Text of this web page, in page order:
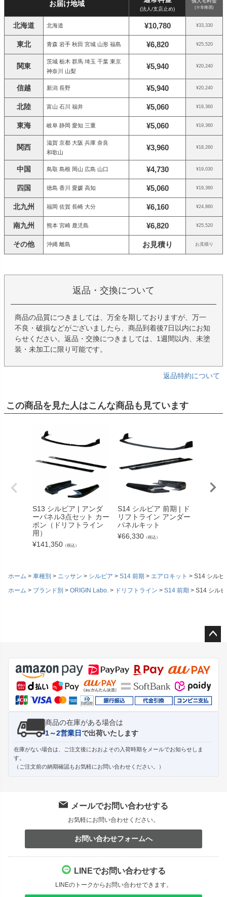
お届け地域
(法人/支店止め) (※非推奨)
北海道 北海道 ¥10,780 ¥33,330
東北 青森 岩手 秋田 宮城 山形 福島 ¥6,820 ¥25,520
関東
茨城 栃木 群馬 埼玉 千葉 東京
神奈川 山梨
¥5,940 ¥20,240
信越 新潟 長野 ¥5,940 ¥20,240
北陸 富山 石川 福井 ¥5,060 ¥19,360
東海 岐阜 静岡 愛知 三重 ¥5,060 ¥19,360
関西
滋賀 京都 大阪 兵庫 奈良
和歌山
¥3,960 ¥18,260
中国 鳥取 島根 岡山 広島 山口 ¥4,730 ¥19,030
四国 徳島 香川 愛媛 高知 ¥5,060 ¥19,360
北九州 福岡 佐賀 長崎 大分 ¥6,160 ¥24,860
南九州 熊本 宮崎 鹿児島 ¥6,820 ¥25,520
その他 沖縄 離島 お見積り お見積り
返品・交換について
商品の品質につきましては、万全を期しておりますが、万一
不良・破損などがございましたら、商品到着後7日以内にお知
らせください。返品・交換につきましては、1週間以内、未塗
装・未加工に限り可能です。
返品特約について
この商品を見た人はこんな商品も見ています
S13 シルビア | アンダ
ーパネル3点セット カー
ボン（ドリフトライン
用）
¥141,350 （税込）
S14 シルビア 前期 | ド
リフトライン アンダー
パネルキット
¥66,330 （税込）
ホーム 車種別 ニッサン シルビア S14 前期 エアロキット
S14 シルビ
ホーム
ブランド別 ORIGIN Labo. ドリフトライン S14 前期 S14 シル
ジト
ップ
へ
商品の在庫がある場合は
1～2営業日で出荷いたします
在庫がない場合は、ご注文後におおよその入荷時期をメールでお知らせしま
す。
（ご注文前の納期確認もお気軽にお問い合わせください。）
メールでお問い合わせする
お気軽にお問い合わせください。
お問い合わせフォームへ
LINEでお問い合わせする
LINEのトークからお問い合わせできます。